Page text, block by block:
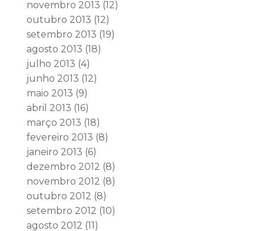
novembro 2013 (12)
outubro 2013 (12)
setembro 2013 (19)
agosto 2013 (18)
julho 2013 (4)
junho 2013 (12)
maio 2013 (9)
abril 2013 (16)
março 2013 (18)
fevereiro 2013 (8)
janeiro 2013 (6)
dezembro 2012 (8)
novembro 2012 (8)
outubro 2012 (8)
setembro 2012 (10)
agosto 2012 (11)